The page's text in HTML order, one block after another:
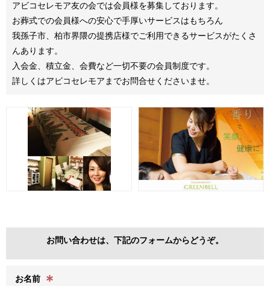
アビコセレモア友の会では会員様を募集しております。
お葬式での会員様への安心で手厚いサービスはもちろん
我孫子市、柏市界隈の提携店様でご利用できるサービスがたくさ
んあります。
入会金、積立金、会費など一切不要の会員制度です。
詳しくはアビコセレモアまでお問合せくださいませ。
お問い合わせは、下記のフォームからどうぞ。
お名前 ∗